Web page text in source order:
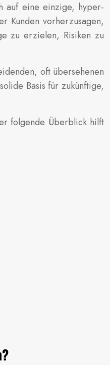
auf eine einzige, hyper-
Kunden vorherzusagen,
zu erzielen, Risiken zu
oft übersehenen
Basis für zukünftige,
folgende Überblick hilft